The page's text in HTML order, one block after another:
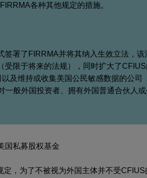
各种其他规定的措施。
签署了FIRRMA并将其纳入生效立法，
受限于将来的法规），同时扩大了
以及维持或收集美国公民敏感数据的公
一般外国投资者、拥有外国普通合伙人
国私募股权基金
定，为了不被视为外国主体并不受